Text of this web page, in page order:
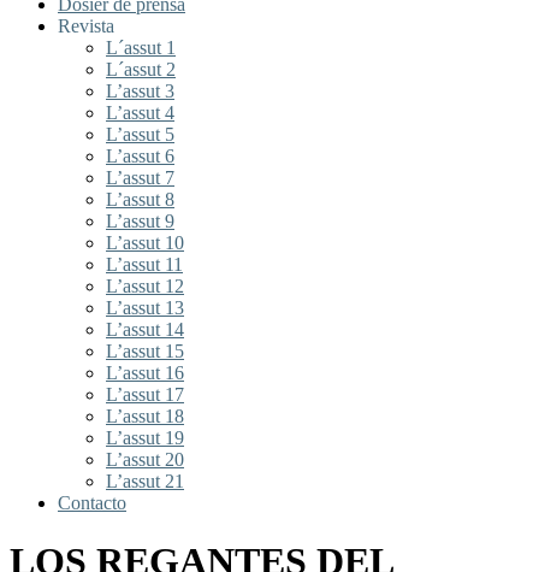
Revista
L´assut 1
L´assut 2
L’assut 3
L’assut 4
L’assut 5
L’assut 6
L’assut 7
L’assut 8
L’assut 9
L’assut 10
L’assut 11
L’assut 12
L’assut 13
L’assut 14
L’assut 15
L’assut 16
L’assut 17
L’assut 18
L’assut 19
L’assut 20
L’assut 21
Contacto
LOS REGANTES DEL